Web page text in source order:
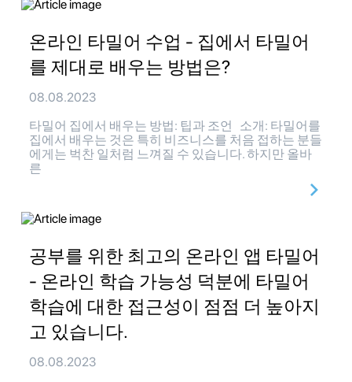
온라인 타밀어 수업 - 집에서 타밀어
를 제대로 배우는 방법은?
08.08.2023
타밀어 집에서 배우는 방법: 팁과 조언 소개: 타밀어를
집에서 배우는 것은 특히 비즈니스를 처음 접하는 분들
에게는 벅찬 일처럼 느껴질 수 있습니다. 하지만 올바
른
공부를 위한 최고의 온라인 앱 타밀어
- 온라인 학습 가능성 덕분에 타밀어
학습에 대한 접근성이 점점 더 높아지
고 있습니다.
08.08.2023